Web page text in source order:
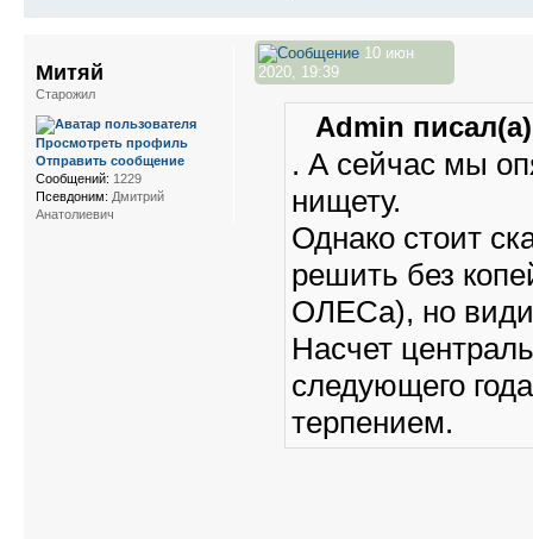
10 июн
2020, 19:39
Admin
. А сейчас мы
нищету.
Однако стоит
решить без
ОЛЕСа), но
Насчет
следующего
терпением.
Митяй
Старожил
Просмотреть профиль
Отправить сообщение
Сообщений: 1229
Псевдоним: Дмитрий
Анатолиевич